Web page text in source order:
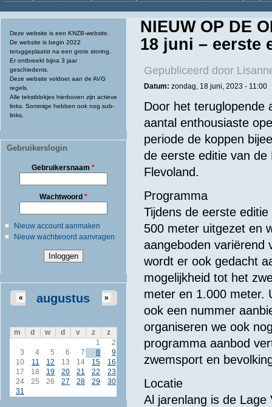
Deze website is een KNZB-website.
De website is begin 2022
teruggeplaatst na een grote storing.
Er ontbreekt bijna 3 jaar
geschiedenis.
Deze website voldoet aan de AVG
regels.
Alle tekstblokjes hierboven zijn actieve
links. Sommige hebben ook nog sub-
links.
Gebruikerslogin
Gebruikersnaam*
Wachtwoord *
Nieuw account aanmaken
Nieuw wachtwoord aanvragen
augustus
« »
m d w d v z
z
1
2
3
4 5 6 7 8
9
10
11 12 13 14 15
16
17
18 19 20 21 22
23
24
25 26 27 28 29
30
31
NIEUW OP DE
18 juni – eerste
Gepubliceerd door
Datum: zondag, 18 juni, 2023 - 11:00
Door het teruglopende
aantal enthousiaste
periode de koppen
de eerste editie van de
Flevoland.
Programma
Tijdens de eerste
500 meter uitgezet en
aangeboden variërend
wordt er ook gedacht
mogelijkheid tot het
meter en 1.000 meter.
ook een nummer
organiseren we ook
programma aanbod
zwemsport en
Locatie
Al jarenlang is de